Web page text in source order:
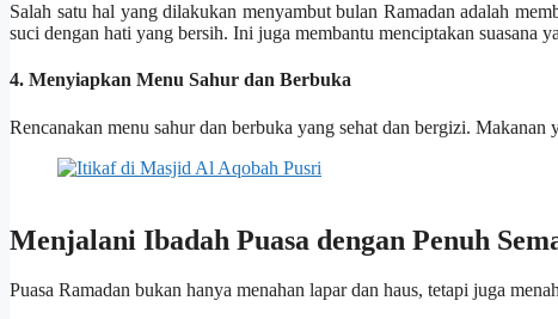
Salah satu hal yang dilakukan menyambut bulan Ramadan adalah
suci dengan hati yang bersih. Ini juga membantu menciptakan suasana
4. Menyiapkan Menu Sahur dan Berbuka
Rencanakan menu sahur dan berbuka yang sehat dan bergizi. Makanan
Menjalani Ibadah Puasa dengan Penuh
Puasa Ramadan bukan hanya menahan lapar dan haus, tetapi juga